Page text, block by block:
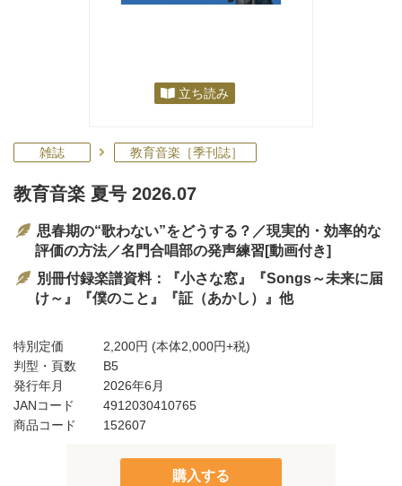
立ち読み
雑誌 教育音楽［季刊誌］
教育音楽 夏号 2026.07
思春期の“歌わない”をどうする？／現実的・効率的な
評価の方法／名門合唱部の発声練習[動画付き]
別冊付録楽譜資料：『小さな窓』『Songs～未来に届
け～』『僕のこと』『証（あかし）』他
特別定価 2,200円 (本体2,000円+税)
判型・頁数
B5
発行年月
2026年6月
JANコード
4912030410765
商品コード
152607
購入する